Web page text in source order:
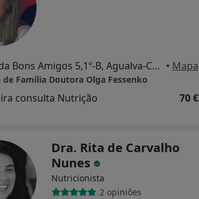
Avenida Bons Amigos 5,1º-B, Agualva-Cacém • Mapa
de Família Doutora Olga Fessenko
consulta Nutrição 70 €
Dra. Rita de Carvalho
Nunes
Nutricionista
2 opiniões